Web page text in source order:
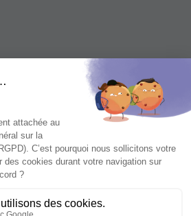
Mentions légales